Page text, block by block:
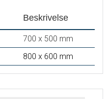
Beskrivelse
700 x 500 mm
800 x 600 mm